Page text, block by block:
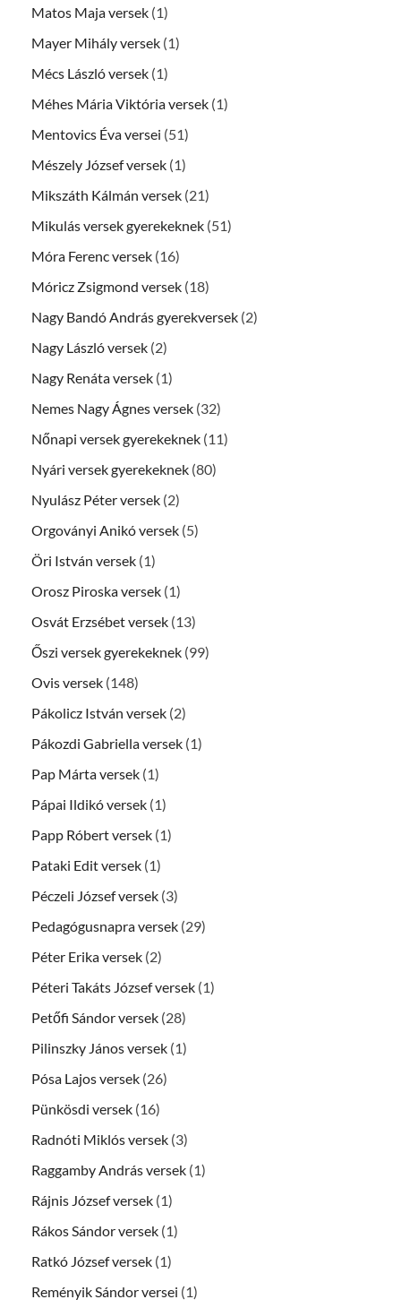
Matos Maja versek (1)
Mayer Mihály versek (1)
Mécs László versek (1)
Méhes Mária Viktória versek (1)
Mentovics Éva versei (51)
Mészely József versek (1)
Mikszáth Kálmán versek (21)
Mikulás versek gyerekeknek (51)
Móra Ferenc versek (16)
Móricz Zsigmond versek (18)
Nagy Bandó András gyerekversek (2)
Nagy László versek (2)
Nagy Renáta versek (1)
Nemes Nagy Ágnes versek (32)
Nőnapi versek gyerekeknek (11)
Nyári versek gyerekeknek (80)
Nyulász Péter versek (2)
Orgoványi Anikó versek (5)
Öri István versek (1)
Orosz Piroska versek (1)
Osvát Erzsébet versek (13)
Őszi versek gyerekeknek (99)
Ovis versek (148)
Pákolicz István versek (2)
Pákozdi Gabriella versek (1)
Pap Márta versek (1)
Pápai Ildikó versek (1)
Papp Róbert versek (1)
Pataki Edit versek (1)
Péczeli József versek (3)
Pedagógusnapra versek (29)
Péter Erika versek (2)
Péteri Takáts József versek (1)
Petőfi Sándor versek (28)
Pilinszky János versek (1)
Pósa Lajos versek (26)
Pünkösdi versek (16)
Radnóti Miklós versek (3)
Raggamby András versek (1)
Rájnis József versek (1)
Rákos Sándor versek (1)
Ratkó József versek (1)
Reményik Sándor versei (1)